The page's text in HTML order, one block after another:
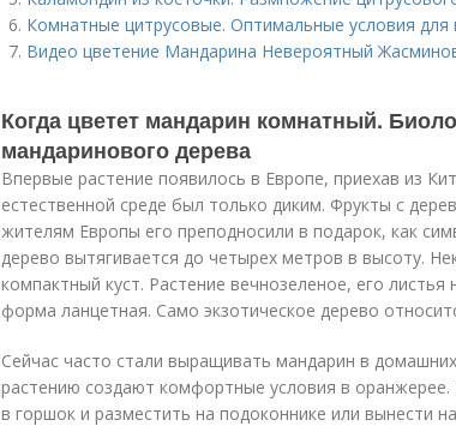
Комнатные цитрусовые. Оптимальные условия
Видео цветение Мандарина Невероятный
Когда цветет мандарин комнатный.
мандаринового дерева
Впервые растение появилось в Европе, приехав из
естественной среде был только диким. Фрукты с
жителям Европы его преподносили в подарок, как
дерево вытягивается до четырех метров в высоту.
компактный куст. Растение вечнозеленое, его
форма ланцетная. Само экзотическое дерево
Сейчас часто стали выращивать мандарин в
растению создают комфортные условия в
в горшок и разместить на подоконнике или вынести